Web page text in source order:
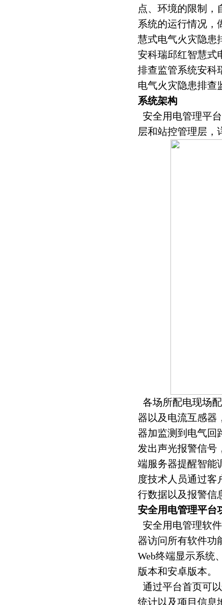
点、环境的限制，
系统的运行情况，
慧式电气火灾隐患
安科瑞邱红智慧式
排查监管系统安科
电气火灾隐患排查
系统架构
安全用电管理平
层和站控管理层，
各场所配电现场
器以及电流互感器
器加监测到电气回
发出声光报警信号
端服务器提醒智能
度技术人员通过客
行数据以及报警信
安全用电管理平台
安全用电管理软
器访问所有软件功
Web终端显示系统
版本和安卓版本。
通过平台首页可
统计以及项目信息